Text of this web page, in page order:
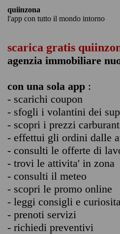
quiinzona
l'app con tutto il mondo intorno
scarica gratis
agenzia immobiliare
con una sola app :
- scarichi coupon
- sfogli i volantini dei
- scopri i prezzi
- effettui gli ordini dalle
- consulti le offerte di
- trovi le attivita' in zona
- consulti il meteo
- scopri le promo online
- leggi consigli e
- prenoti servizi
- richiedi preventivi